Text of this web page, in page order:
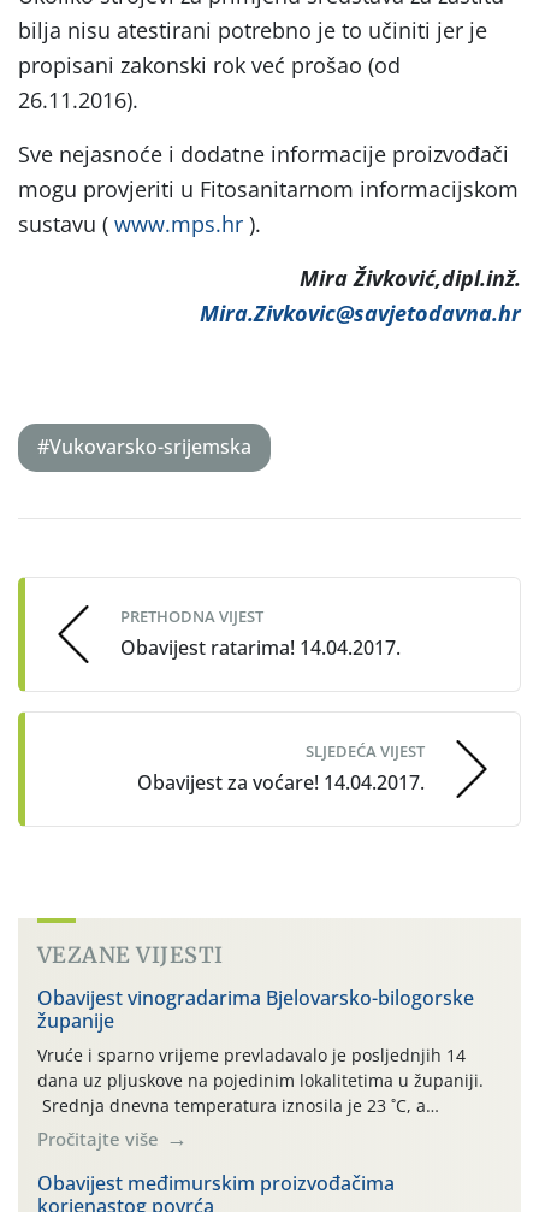
bilja nisu atestirani potrebno je to učiniti jer je
propisani zakonski rok već prošao (od
26.11.2016).
Sve nejasnoće i dodatne informacije proizvođači
mogu provjeriti u Fitosanitarnom informacijskom
sustavu ( www.mps.hr ).
Mira Živković,dipl.inž.
Mira.Zivkovic@savjetodavna.hr
#Vukovarsko-srijemska
navigation
PRETHODNA VIJEST
Obavijest ratarima! 14.04.2017.
SLJEDEĆA VIJEST
Obavijest za voćare! 14.04.2017.
VEZANE VIJESTI
Obavijest vinogradarima Bjelovarsko-bilogorske
županije
Vruće i sparno vrijeme prevladavalo je posljednjih 14
dana uz pljuskove na pojedinim lokalitetima u županiji.
Srednja dnevna temperatura iznosila je 23 ˚C, a
maksimalne su posljednjih dana dosezale do 35 ˚C.
Simptome plamenjače vinove loze (Plasmoparas
viticola) vidljivi su na zapercima i vršnom mladom lišću.
Kako bi i dalje održali zdravu lisnu masu u zaštiti je
Pročitajte više
Obavijest međimurskim proizvođačima
korjenastog povrća